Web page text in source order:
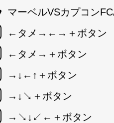
マーベルVSカプコン
←タメ→←→＋ボタン
←タメ→＋ボタン
→↓←↑＋ボタン
→↓↘＋ボタン
→↘↓↙←＋ボタン